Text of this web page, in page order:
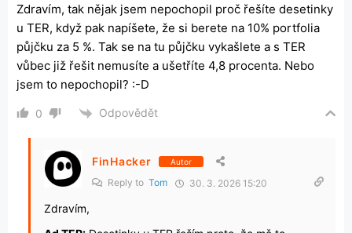
Zdravím, tak nějak jsem nepochopil proč řešíte desetinky
u TER, když pak napíšete, že si berete na 10% portfolia
půjčku za 5 %. Tak se na tu půjčku vykašlete a s TER
vůbec již řešit nemusíte a ušetříte 4,8 procenta. Nebo
jsem to nepochopil? :-D
0 Odpovědět
FinHacker Autor
Reply to Tom 30. 3. 2026 15:20
Zdravím,